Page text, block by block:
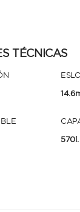
TÉCNICAS
570l.